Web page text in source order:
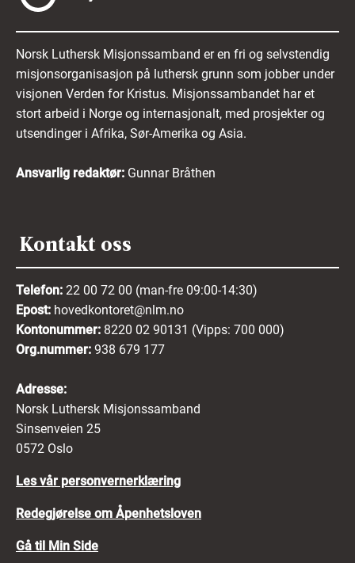
Norsk Luthersk Misjonssamband er en fri og selvstendig
misjonsorganisasjon på luthersk grunn som jobber under
visjonen Verden for Kristus. Misjonssambandet har et
stort arbeid i Norge og internasjonalt, med prosjekter og
utsendinger i Afrika, Sør-Amerika og Asia.
Ansvarlig redaktør: Gunnar Bråthen
Kontakt oss
Telefon: 22 00 72 00 (man-fre 09:00-14:30)
Epost: hovedkontoret@nlm.no
Kontonummer: 8220 02 90131 (Vipps: 700 000)
Org.nummer: 938 679 177
Adresse:
Norsk Luthersk Misjonssamband
Sinsenveien 25
0572 Oslo
Les vår personvernerklæring
Redegjørelse om Åpenhetsloven
Gå til Min Side